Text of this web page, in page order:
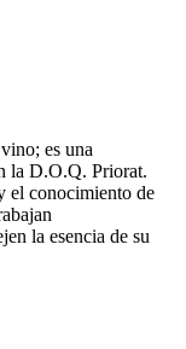
es una
la D.O.Q. Priorat.
el conocimiento de
la esencia de su